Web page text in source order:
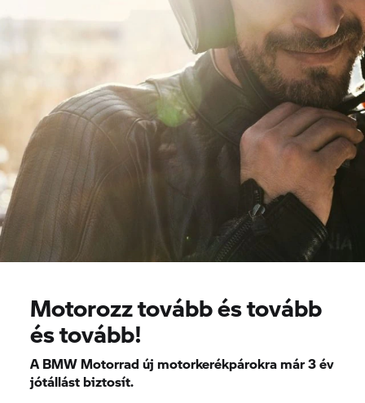
Motorozz tovább és tovább
és tovább!
A BMW Motorrad új motorkerékpárokra már 3 év
jótállást biztosít.